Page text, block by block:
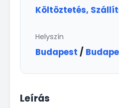
Költöztetés,
Helyszín
Budapest /
Leírás